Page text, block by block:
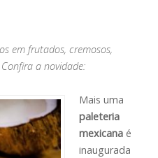
em frutados, cremosos,
a novidade:
Mais uma
paleteria
mexicana é
inaugurada